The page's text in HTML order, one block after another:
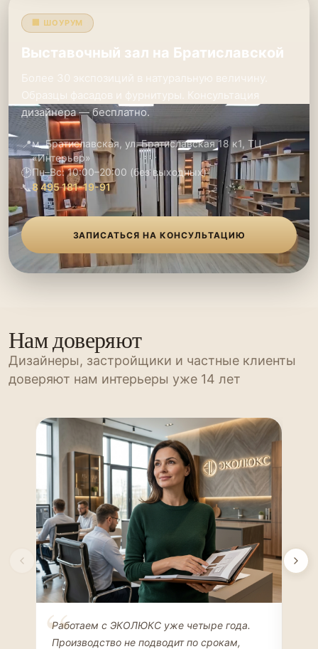
🏢 ШОУРУМ
Выставочный зал на Братиславской
Более 30 экспозиций в натуральную величину.
Образцы фасадов и фурнитуры. Консультация
дизайнера — бесплатно.
📍м. Братиславская, ул. Братиславская 18 к1, ТЦ
«Интерьер»
🕑Пн–Вс: 10:00–20:00 (без выходных)
📞8 495 181-19-91
ЗАПИСАТЬСЯ НА КОНСУЛЬТАЦИЮ
Нам доверяют
Дизайнеры, застройщики и частные клиенты
доверяют нам интерьеры уже 14 лет
Елена Соколова
ДИЗАЙНЕР ИНТЕРЬЕРОВ
Работаем с ЭКОЛЮКС уже четыре года.
Производство не подводит по срокам,